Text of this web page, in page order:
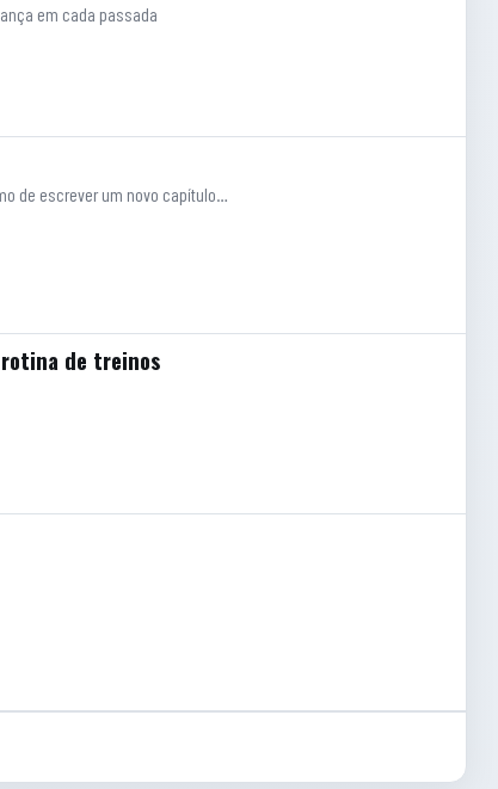
em cada passada
de escrever um novo capítulo…
rotina de treinos